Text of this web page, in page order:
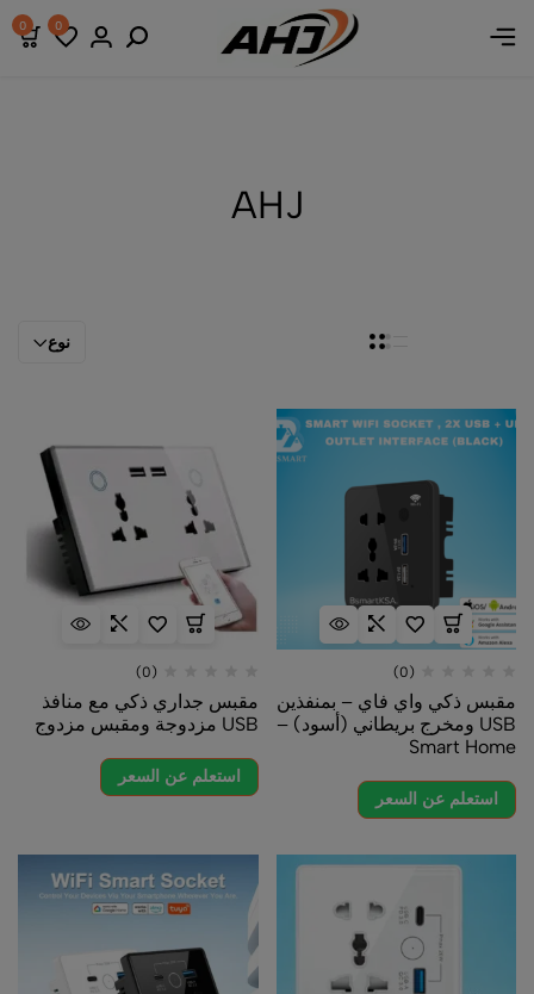
0
0
AHJ
نوع
(0)
مقبس ذكي واي فاي – بمنفذين
USB ومخرج بريطاني (أسود) –
Smart Home
استعلم عن السعر
(0)
مقبس جداري ذكي مع منافذ
USB مزدوجة ومقبس مزدوج
استعلم عن السعر